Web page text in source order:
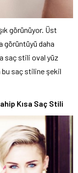
görünüyor. Üst
görüntüyü daha
saç stili oval yüz
bu saç stiline şekil
Kısa Saç Stili